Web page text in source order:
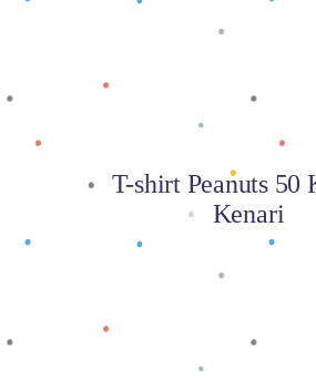
T-shirt Peanuts 50
Kenari